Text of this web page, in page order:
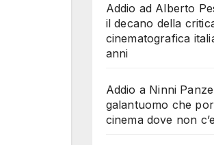
Addio ad Alberto
il decano della
cinematografica
anni
Addio a Ninni
galantuomo che
cinema dove non